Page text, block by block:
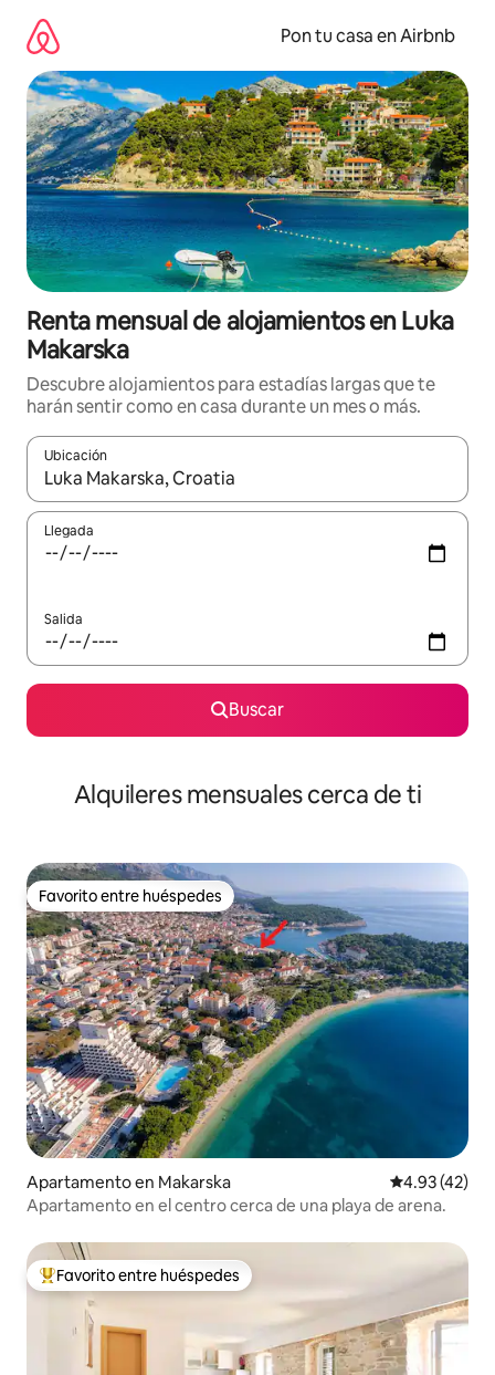
contenido
Pon tu casa en Airbnb
Renta mensual de alojamientos en Luka
Makarska
Descubre alojamientos para estadías largas que te
harán sentir como en casa durante un mes o más.
Ubicación
Cuando los resultados estén disponibles, navega con las
Llegada
Salida
Buscar
Alquileres mensuales cerca de ti
Favorito entre huéspedes
Favorito entre huéspedes
Apartamento en Makarska Calificación
4.93 (42)
Apartamento en el centro cerca de una playa de arena.
Favorito entre huéspedes preferido
Favorito entre huéspedes